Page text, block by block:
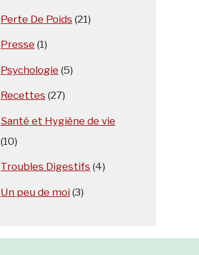
Perte De Poids (21)
Presse (1)
Psychologie (5)
Recettes (27)
Santé et Hygiène de vie
(10)
Troubles Digestifs (4)
Un peu de moi (3)